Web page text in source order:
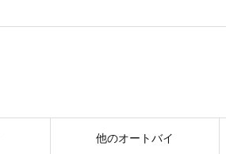
他のオートバイ